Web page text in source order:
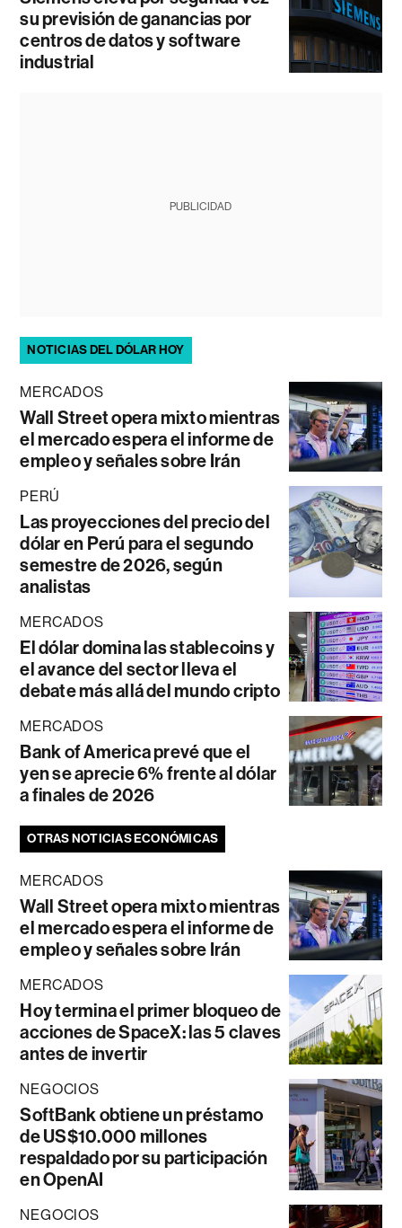
su previsión de ganancias por
centros de datos y software
industrial
PUBLICIDAD
NOTICIAS DEL DÓLAR HOY
MERCADOS
Wall Street opera mixto mientras
el mercado espera el informe de
empleo y señales sobre Irán
PERÚ
Las proyecciones del precio del
dólar en Perú para el segundo
semestre de 2026, según
analistas
MERCADOS
El dólar domina las stablecoins y
el avance del sector lleva el
debate más allá del mundo cripto
MERCADOS
Bank of America prevé que el
yen se aprecie 6% frente al dólar
a finales de 2026
OTRAS NOTICIAS ECONÓMICAS
MERCADOS
Wall Street opera mixto mientras
el mercado espera el informe de
empleo y señales sobre Irán
MERCADOS
Hoy termina el primer bloqueo de
acciones de SpaceX: las 5 claves
antes de invertir
NEGOCIOS
SoftBank obtiene un préstamo
de US$10.000 millones
respaldado por su participación
en OpenAI
NEGOCIOS